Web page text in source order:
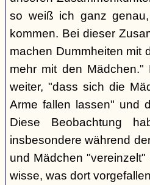
so weiß ich ganz
kommen. Bei dieser
machen Dummheiten mit
mehr mit den
weiter, "dass sich die
Arme fallen lassen" und
Diese Beobachtung
insbesondere während
und Mädchen
wisse, was dort